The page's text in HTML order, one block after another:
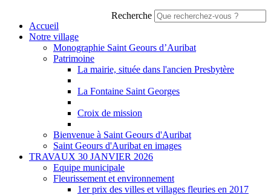
Recherche
Accueil
Notre village
Monographie Saint Geours d’Auribat
Patrimoine
La mairie, située dans l'ancien Presbytère
La Fontaine Saint Georges
Croix de mission
Bienvenue à Saint Geours d'Auribat
Saint Geours d'Auribat en images
TRAVAUX 30 JANVIER 2026
Equipe municipale
Fleurissement et environnement
1er prix des villes et villages fleuries en 2017